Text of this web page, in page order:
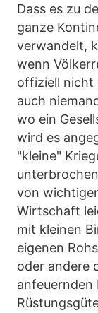
Dass es zu
ganze
verwandelt,
wenn
offiziell nicht
auch
wo ein
wird es
"kleine"
von
Wirtschaft
mit kleinen
eigenen
oder andere